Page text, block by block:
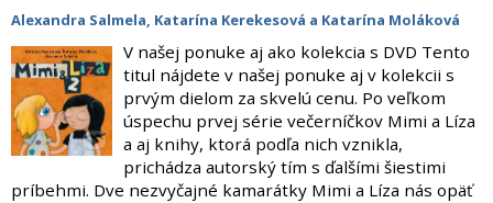
Alexandra Salmela, Katarína Kerekesová a Katarína Moláková
V našej ponuke aj ako kolekcia s DVD Tento
titul nájdete v našej ponuke aj v kolekcii s
prvým dielom za skvelú cenu. Po veľkom
úspechu prvej série večerníčkov Mimi a Líza
a aj knihy, ktorá podľa nich vznikla,
prichádza autorský tím s ďalšími šiestimi
príbehmi. Dve nezvyčajné kamarátky Mimi a Líza nás opäť